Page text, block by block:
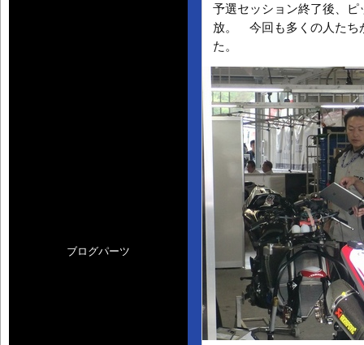
予選セッション終了後、
放。 今回も多くの人たち
た。
ブログパーツ